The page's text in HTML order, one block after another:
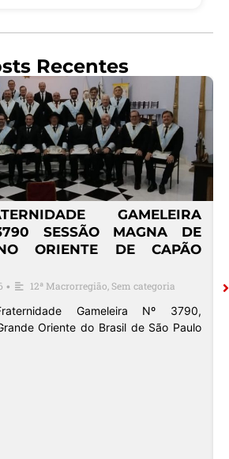
Recentes
GAMELEIRA
SESSÃO MAGNA DE
ORIENTE DE CAPÃO
• 12ª Macrorregião Sem categoria
Gameleira Nº 3790,
Oriente do Brasil de São Paulo